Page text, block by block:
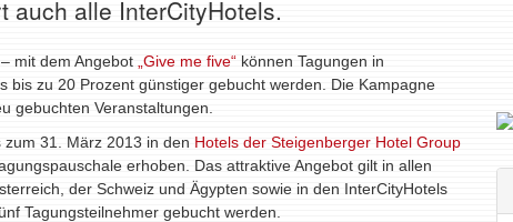
auch alle InterCityHotels.
mit dem Angebot „Give me five“ können Tagungen in
bis zu 20 Prozent günstiger gebucht werden. Die Kampagne
gebuchten Veranstaltungen.
31. März 2013 in den Hotels der Steigenberger Hotel Group
erhoben. Das attraktive Angebot gilt in allen
der Schweiz und Ägypten sowie in den InterCityHotels
Tagungsteilnehmer gebucht werden.